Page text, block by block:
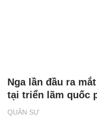
QUÂN SỰ
Nga lần đầu ra
tại triển lãm quốc